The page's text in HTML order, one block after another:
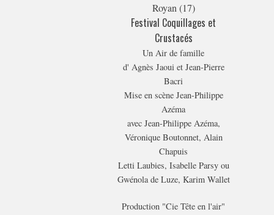
Royan (17)
Festival Coquillages et
Crustacés
Un Air de famille
d' Agnès Jaoui et Jean-Pierre
Bacri
Mise en scène Jean-Philippe
Azéma
avec Jean-Philippe Azéma,
Véronique Boutonnet, Alain
Chapuis
Letti Laubies, Isabelle Parsy ou
Gwénola de Luze, Karim Wallet
Production "Cie Tête en l'air"